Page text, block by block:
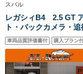
スバル
レガシィB4 2.5 GT
ト・バックカメラ・
トキー・シートヒータ
A/C・革巻きハンドル
シフト・純正17イン
車両品質評価書付 購入プラン